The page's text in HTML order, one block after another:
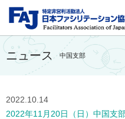
ニュース 中国支部
2022.10.14
2022年11月20日（日）中国支